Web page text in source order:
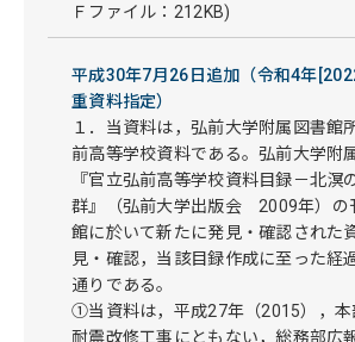
Ｆファイル：212KB)
平成30年7月26日追加（令和4年
重資料指定）
１．当資料は，弘前大学附属図書館
前高等学校資料である。弘前大学附
『官立弘前高等学校資料目録－北溟
群』（弘前大学出版会 2009年）の
館に於いて新たに発見・確認された
見・確認，当該目録作成に至った経
通りである。
①当資料は，平成27年（2015），本
耐震改修工事にともない，総務部広